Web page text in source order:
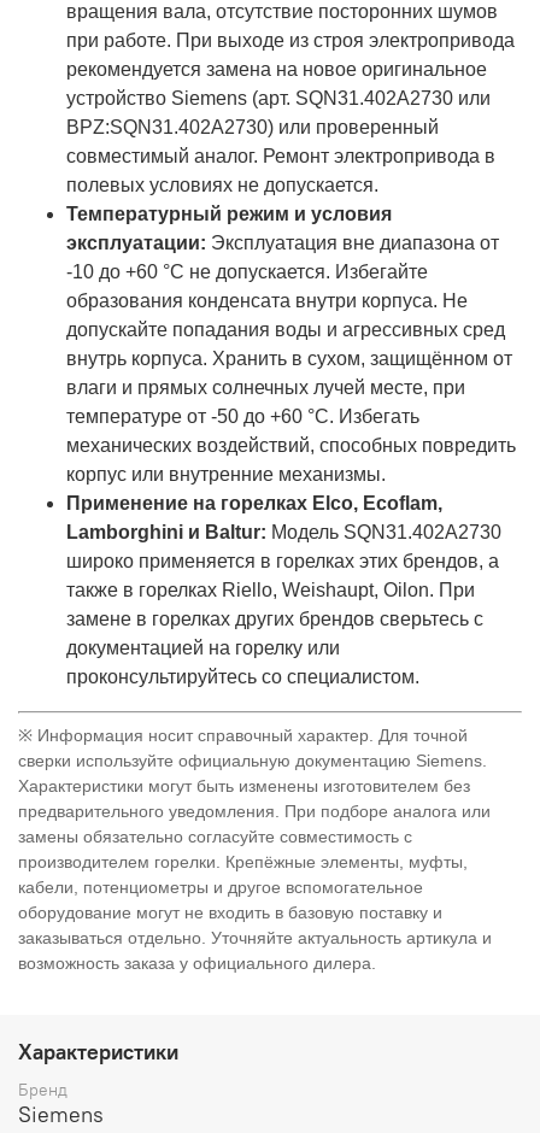
вращения вала, отсутствие посторонних шумов
при работе. При выходе из строя электропривода
рекомендуется замена на новое оригинальное
устройство Siemens (арт. SQN31.402A2730 или
BPZ:SQN31.402A2730) или проверенный
совместимый аналог. Ремонт электропривода в
полевых условиях не допускается.
Температурный режим и условия
эксплуатации: Эксплуатация вне диапазона от
-10 до +60 °C не допускается. Избегайте
образования конденсата внутри корпуса. Не
допускайте попадания воды и агрессивных сред
внутрь корпуса. Хранить в сухом, защищённом от
влаги и прямых солнечных лучей месте, при
температуре от -50 до +60 °C. Избегать
механических воздействий, способных повредить
корпус или внутренние механизмы.
Применение на горелках Elco, Ecoflam,
Lamborghini и Baltur: Модель SQN31.402A2730
широко применяется в горелках этих брендов, а
также в горелках Riello, Weishaupt, Oilon. При
замене в горелках других брендов сверьтесь с
документацией на горелку или
проконсультируйтесь со специалистом.
※ Информация носит справочный характер. Для точной
сверки используйте официальную документацию Siemens.
Характеристики могут быть изменены изготовителем без
предварительного уведомления. При подборе аналога или
замены обязательно согласуйте совместимость с
производителем горелки. Крепёжные элементы, муфты,
кабели, потенциометры и другое вспомогательное
оборудование могут не входить в базовую поставку и
заказываться отдельно. Уточняйте актуальность артикула и
возможность заказа у официального дилера.
Характеристики
Бренд
Siemens